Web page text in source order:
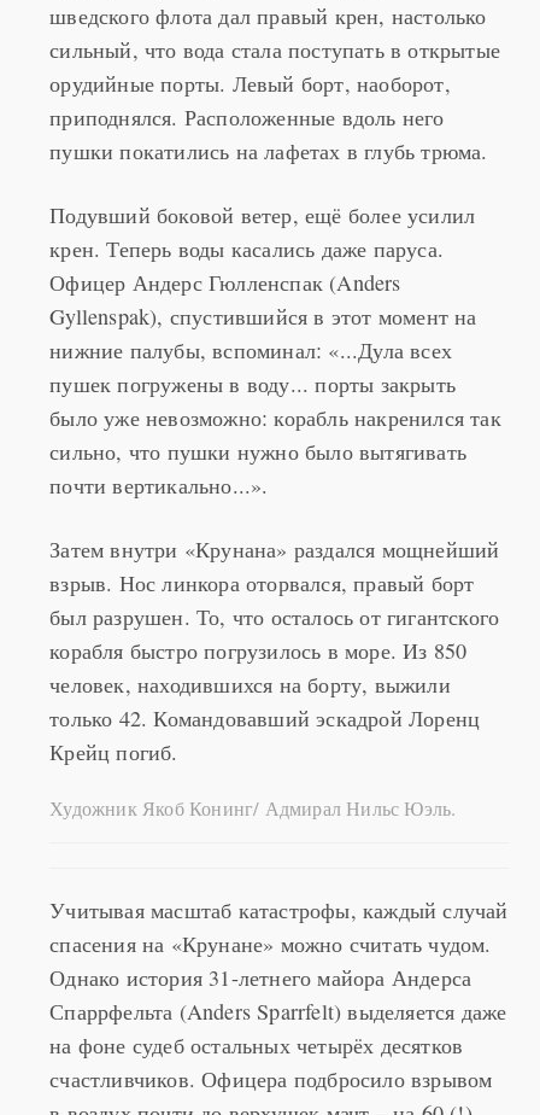
шведского флота дал правый крен, настолько
сильный, что вода стала поступать в открытые
орудийные порты. Левый борт, наоборот,
приподнялся. Расположенные вдоль него
пушки покатились на лафетах в глубь трюма.
Подувший боковой ветер, ещё более усилил
крен. Теперь воды касались даже паруса.
Офицер Андерс Гюлленспак (Anders
Gyllenspak), спустившийся в этот момент на
нижние палубы, вспоминал: «...Дула всех
пушек погружены в воду... порты закрыть
было уже невозможно: корабль накренился так
сильно, что пушки нужно было вытягивать
почти вертикально...».
Затем внутри «Крунана» раздался мощнейший
взрыв. Нос линкора оторвался, правый борт
был разрушен. То, что осталось от гигантского
корабля быстро погрузилось в море. Из 850
человек, находившихся на борту, выжили
только 42. Командовавший эскадрой Лоренц
Крейц погиб.
Художник Якоб Конинг/ Адмирал Нильс Юэль.
Учитывая масштаб катастрофы, каждый случай
спасения на «Крунане» можно считать чудом.
Однако история 31-летнего майора Андерса
Спаррфельта (Anders Sparrfelt) выделяется даже
на фоне судеб остальных четырёх десятков
счастливчиков. Офицера подбросило взрывом